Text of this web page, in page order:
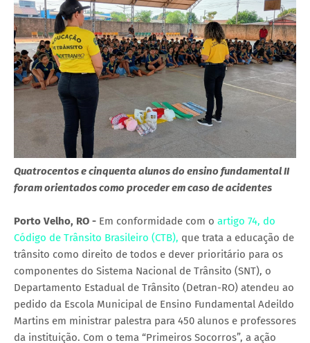
Quatrocentos e cinquenta alunos do ensino fundamental II
foram orientados como proceder em caso de acidentes
Porto Velho, RO - Em conformidade com o artigo 74, do
Código de Trânsito Brasileiro (CTB), que trata a educação de
trânsito como direito de todos e dever prioritário para os
componentes do Sistema Nacional de Trânsito (SNT), o
Departamento Estadual de Trânsito (Detran-RO) atendeu ao
pedido da Escola Municipal de Ensino Fundamental Adeildo
Martins em ministrar palestra para 450 alunos e professores
da instituição. Com o tema “Primeiros Socorros”, a ação